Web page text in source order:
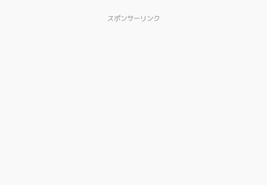
スポンサーリンク